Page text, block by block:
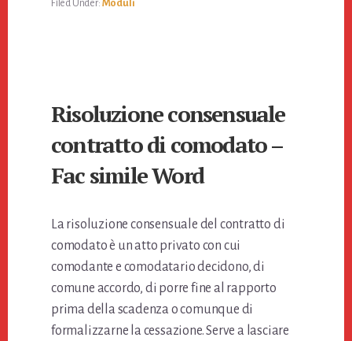
Filed Under: Moduli
Risoluzione consensuale
contratto di comodato​ –
Fac simile Word
La risoluzione consensuale del contratto di
comodato è un atto privato con cui
comodante e comodatario decidono, di
comune accordo, di porre fine al rapporto
prima della scadenza o comunque di
formalizzarne la cessazione. Serve a lasciare